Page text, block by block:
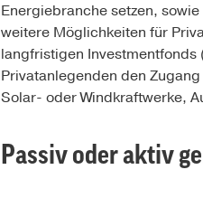
Energiebranche setzen,
weitere Möglichkeiten für
langfristigen Investmentfonds
Privatanlegenden den
Solar- oder Windkraftwerke,
Passiv oder aktiv